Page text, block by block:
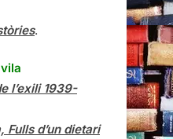
.
l’exili 1939-
Fulls d’un dietari